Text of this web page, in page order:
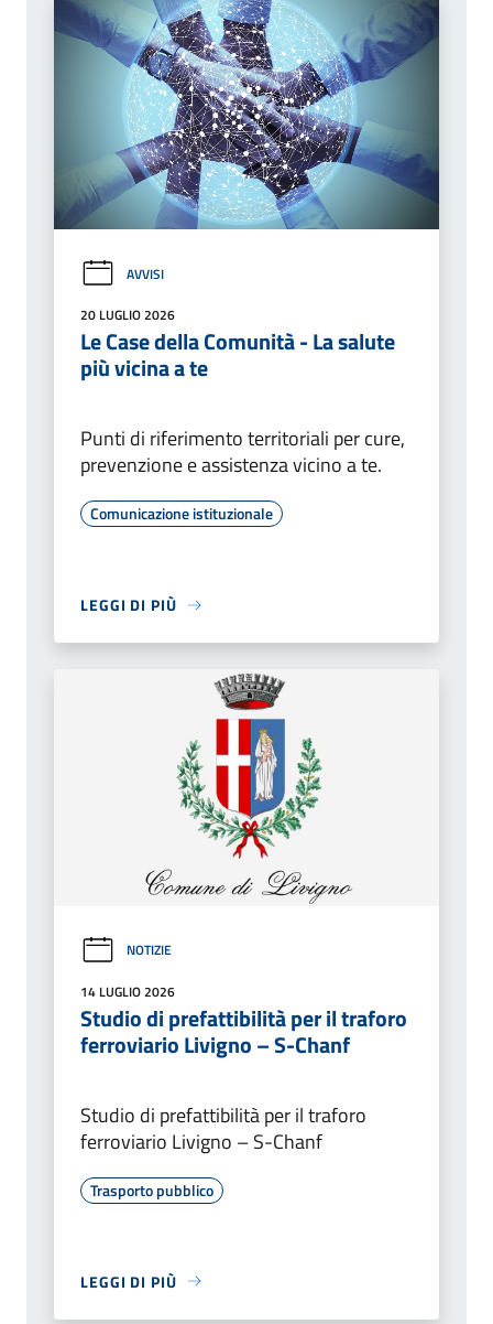
AVVISI
20 LUGLIO 2026
Le Case della Comunità - La salute
più vicina a te
Punti di riferimento territoriali per cure,
prevenzione e assistenza vicino a te.
Comunicazione istituzionale
LEGGI DI PIÙ
NOTIZIE
14 LUGLIO 2026
Studio di prefattibilità per il traforo
ferroviario Livigno – S-Chanf
Studio di prefattibilità per il traforo
ferroviario Livigno – S-Chanf
Trasporto pubblico
LEGGI DI PIÙ